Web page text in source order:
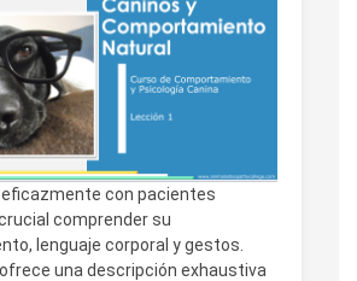
eficazmente con pacientes
comprender su
lenguaje corporal y gestos.
una descripción exhaustiva